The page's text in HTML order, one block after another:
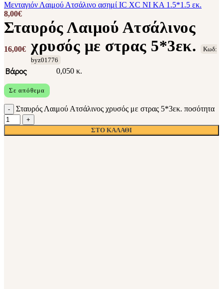
Μενταγιόν Λαιμού Ατσάλινο ασημί IC XC NI KA 1.5*1.5 εκ.
8,00€
Σταυρός Λαιμού Ατσάλινος
χρυσός με στρας 5*3εκ.
16,00€
Κωδ:
byz01776
Βάρος 0,050 κ.
Σε απόθεμα
Σταυρός Λαιμού Ατσάλινος χρυσός με στρας 5*3εκ. ποσότητα
ΣΤΟ ΚΑΛΆΘΙ